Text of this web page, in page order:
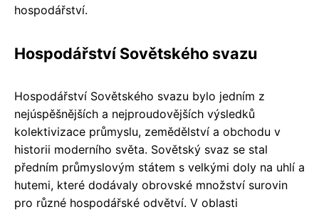
hospodářství.
Hospodářství Sovětského svazu
Hospodářství Sovětského svazu bylo jedním z
nejúspěšnějších a nejproudovějších výsledků
kolektivizace průmyslu, zemědělství a obchodu v
historii moderního světa. Sovětský svaz se stal
předním průmyslovým státem s velkými doly na uhlí a
hutemi, které dodávaly obrovské množství surovin
pro různé hospodářské odvětví. V oblasti